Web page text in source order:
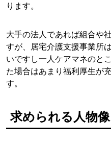
ります。
大手の法人であれば組合や
すが、居宅介護支援事業所
いですし一人ケアマネのと
た場合はあまり福利厚生が
す。
求められる人物像